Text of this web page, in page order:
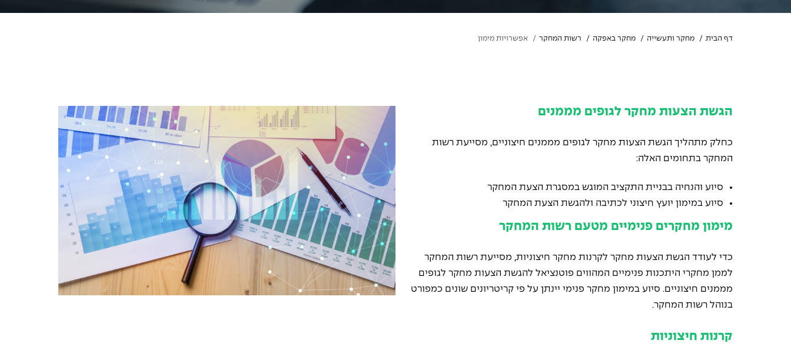
דף הבית מחקר ותעשייה מחקר באפקה רשות המחקר אפשרויות מימון
הגשת הצעות מחקר לגופים מממנים
כחלק מתהליך הגשת הצעות מחקר לגופים מממנים חיצוניים, מסייעת רשות
המחקר בתחומים האלה:
סיוע והנחיה בבניית התקציב המוגש במסגרת הצעת המחקר
סיוע במימון יועץ חיצוני לכתיבה ולהגשת הצעת המחקר
מימון מחקרים פנימיים מטעם רשות המחקר
כדי לעודד הגשת הצעות מחקר לקרנות מחקר חיצוניות, מסייעת רשות המחקר
לממן מחקרי היתכנות פנימיים המהווים פוטנציאל להגשת הצעות מחקר לגופים
מממנים חיצוניים. סיוע במימון מחקר פנימי יינתן על פי קריטריונים שונים כמפורט
בנוהל רשות המחקר.
קרנות חיצוניות